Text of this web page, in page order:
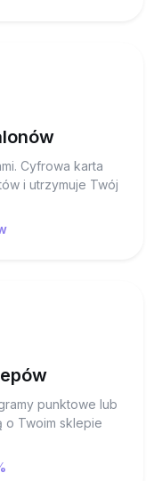
Cyfrowa karta
i utrzymuje Twój
punktowe lub
o Twoim sklepie